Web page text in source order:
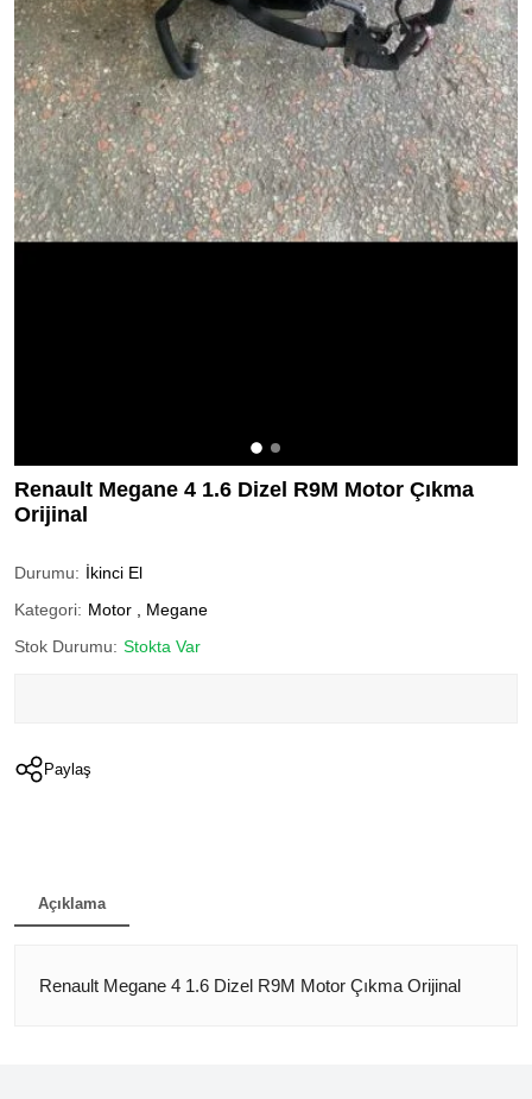
Renault Megane 4 1.6 Dizel R9M Motor Çıkma
Orijinal
Durumu: İkinci El
Kategori: Motor , Megane
Stok Durumu: Stokta Var
Paylaş
Açıklama
Renault Megane 4 1.6 Dizel R9M Motor Çıkma Orijinal